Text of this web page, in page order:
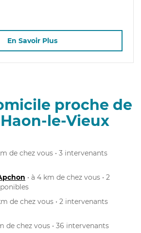
En Savoir Plus
proche de
le-Vieux
de chez vous • 3 intervenants
• à 4 km de chez vous • 2
de chez vous • 2 intervenants
de chez vous • 36 intervenants